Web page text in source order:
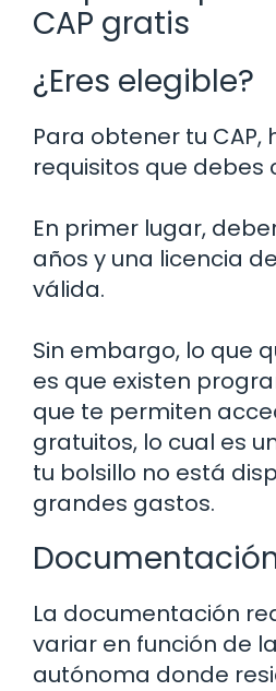
CAP gratis
¿Eres elegible?
Para obtener tu CAP,
requisitos que debes
En primer lugar,
años y una licencia
válida.
Sin embargo, lo que
es que existen
que te permiten
gratuitos, lo cual es
tu bolsillo no está
grandes gastos.
La documentación
variar en función de
autónoma donde